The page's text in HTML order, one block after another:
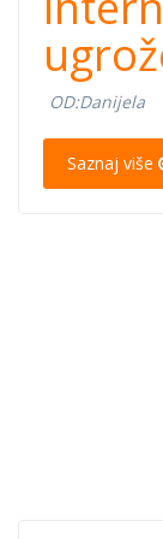
OD:Danijela
Saznaj više